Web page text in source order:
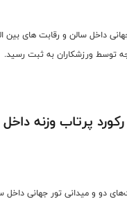
داخل سالن و رقابت های
توسط ورزشکاران به ثبت رسید.
پرتاب وزنه
دو و میدانی تور جهانی داخل